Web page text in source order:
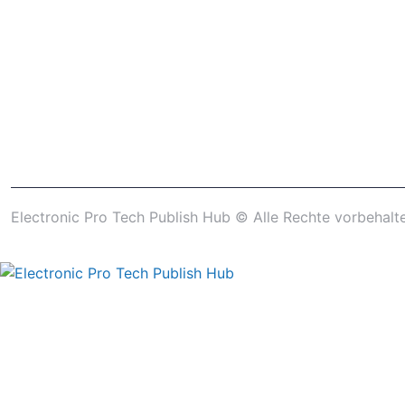
Electronic Pro Tech Publish Hub © Alle Rechte